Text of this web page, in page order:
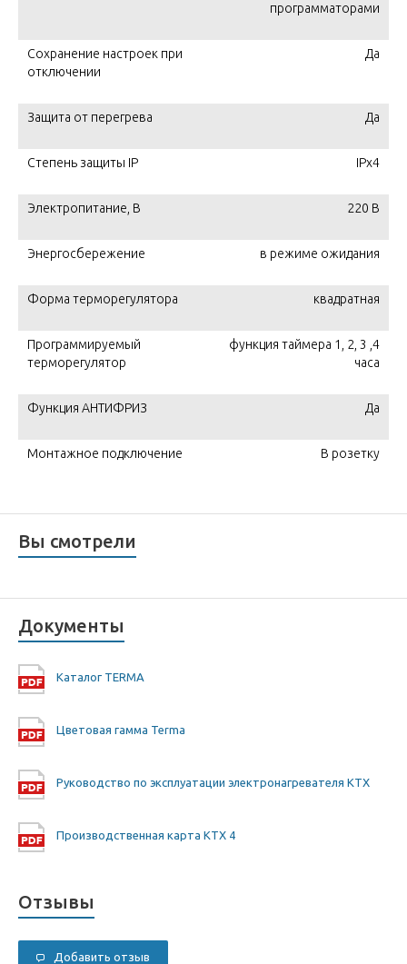
программаторами
Сохранение настроек при
отключении
Да
Защита от перегрева Да
Степень защиты IP IPx4
Электропитание, В 220 В
Энергосбережение в режиме ожидания
Форма терморегулятора квадратная
Программируемый
терморегулятор
функция таймера 1, 2, 3 ,4
часа
Функция АНТИФРИЗ Да
Монтажное подключение В розетку
Вы смотрели
Документы
Каталог TERMA
Цветовая гамма Terma
Руководство по эксплуатации электронагревателя KTX
Производственная карта KTX 4
Отзывы
Добавить отзыв